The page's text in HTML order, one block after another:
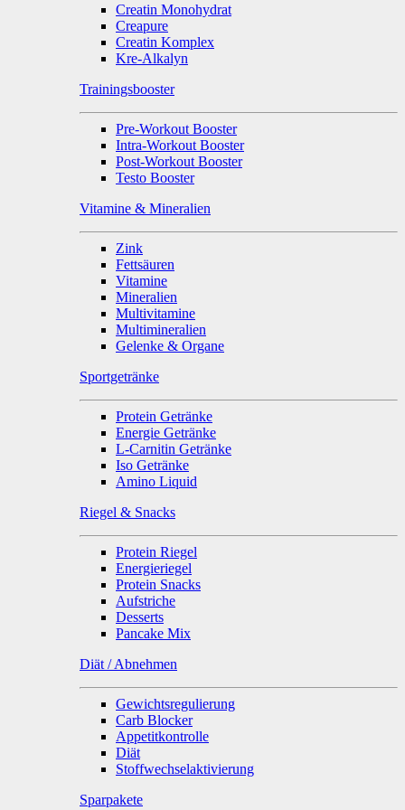
Creatin Monohydrat
Creapure
Creatin Komplex
Kre-Alkalyn
Trainingsbooster
Pre-Workout Booster
Intra-Workout Booster
Post-Workout Booster
Testo Booster
Vitamine & Mineralien
Zink
Fettsäuren
Vitamine
Mineralien
Multivitamine
Multimineralien
Gelenke & Organe
Sportgetränke
Protein Getränke
Energie Getränke
L-Carnitin Getränke
Iso Getränke
Amino Liquid
Riegel & Snacks
Protein Riegel
Energieriegel
Protein Snacks
Aufstriche
Desserts
Pancake Mix
Diät / Abnehmen
Gewichtsregulierung
Carb Blocker
Appetitkontrolle
Diät
Stoffwechselaktivierung
Sparpakete